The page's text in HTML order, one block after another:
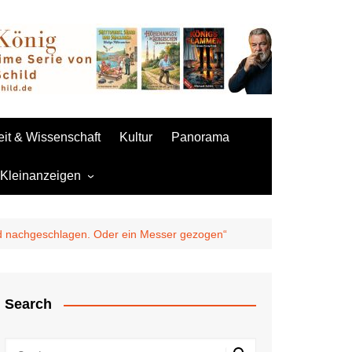
& Wissenschaft Kultur Panorama
Oder ein Messer gezogen“
Search